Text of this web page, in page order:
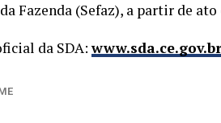
Fazenda (Sefaz), a partir de ato
da SDA:www.sda.ce.gov.br